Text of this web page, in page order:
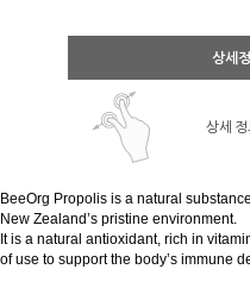
상세
상세
BeeOrg Propolis is a natural
New Zealand’s pristine environment.
It is a natural antioxidant, rich in
of use to support the body’s immune